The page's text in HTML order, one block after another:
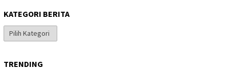
KATEGORI BERITA
Kategori
Berita
TRENDING